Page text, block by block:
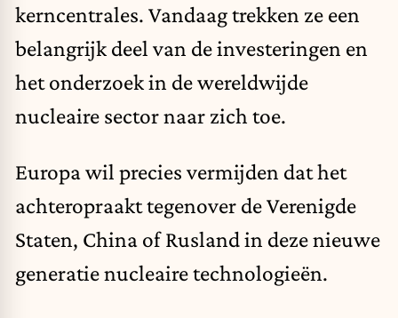
kerncentrales. Vandaag trekken ze een
belangrijk deel van de investeringen en
het onderzoek in de wereldwijde
nucleaire sector naar zich toe.
Europa wil precies vermijden dat het
achteropraakt tegenover de Verenigde
Staten, China of Rusland in deze nieuwe
generatie nucleaire technologieën.